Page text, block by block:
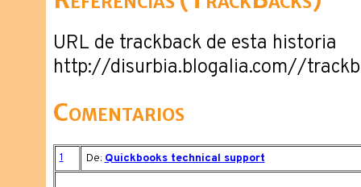
URL de trackback de esta historia
http://disurbia.blogalia.com//
Comentarios
1 De: Quickbooks technical support